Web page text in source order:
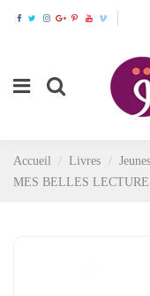
Accueil Livres
MES BELLES